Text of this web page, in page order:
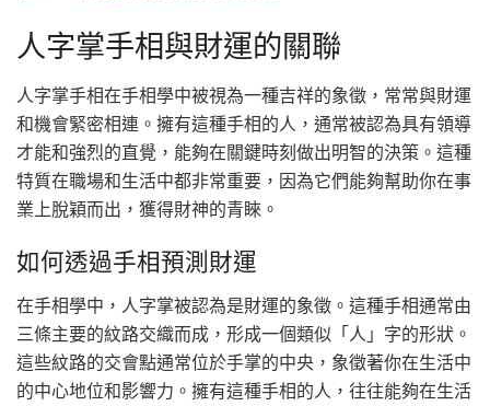
人字掌手相與財運的關聯
人字掌手相在手相學中被視為一種吉祥的象徵，常常與財運
和機會緊密相連。擁有這種手相的人，通常被認為具有領導
才能和強烈的直覺，能夠在關鍵時刻做出明智的決策。這種
特質在職場和生活中都非常重要，因為它們能夠幫助你在事
業上脫穎而出，獲得財神的青睞。
如何透過手相預測財運
在手相學中，人字掌被認為是財運的象徵。這種手相通常由
三條主要的紋路交織而成，形成一個類似「人」字的形狀。
這些紋路的交會點通常位於手掌的中央，象徵著你在生活中
的中心地位和影響力。擁有這種手相的人，往往能夠在生活